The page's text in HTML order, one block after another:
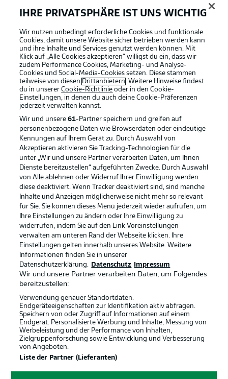
Football as it's meant to be
BUNDESLIGA APP
Offizielle Partner
Rechtliche Hinweise Voreinstellungen verwalten
Datenschutz Nutzungsbedingungen
Kontakt
Impressum Partner
IHRE PRIVATSPHÄRE IST UNS WICHTIG
Wir nutzen unbedingt erforderliche Cookies und funktionale
Cookies, damit unsere Website sicher betrieben werden kann
und ihre Inhalte und Services genutzt werden können. Mit
Klick auf „Alle Cookies akzeptieren“ willigst du ein, dass wir
zudem Performance Cookies, Marketing- und Analyse-
Cookies und Social-Media-Cookies setzen. Diese stammen
teilweise von diesen Drittanbietern. Weitere Hinweise findest
du in unsererCookie-Richtlinie oder in den Cookie-
Einstellungen, in denen du auch deine Cookie-Präferenzen
jederzeit verwalten kannst.
Wir und unsere61-Partner speichern und greifen auf
personenbezogene Daten wie Browserdaten oder eindeutige
Kennungen auf Ihrem Gerät zu. Durch Auswahl von
Akzeptieren aktivieren Sie Tracking-Technologien für die
unter „Wir und unsere Partner verarbeiten Daten, um Ihnen
Dienste bereitzustellen“ aufgeführten Zwecke. Durch Auswahl
von Alle ablehnen oder Widerruf Ihrer Einwilligung werden
diese deaktiviert. Wenn Tracker deaktiviert sind, sind manche
Inhalte und Anzeigen möglicherweise nicht mehr so relevant
für Sie. Sie können dieses Menü jederzeit wieder aufrufen, um
Ihre Einstellungen zu ändern oder Ihre Einwilligung zu
widerrufen, indem Sie auf den Link Voreinstellungen
verwalten am unteren Rand der Webseite klicken. Ihre
Einstellungen gelten innerhalb unseres Website. Weitere
Informationen finden Sie in unserer
Datenschutzerklärung.
Datenschutz Impressum
Wir und unsere Partner verarbeiten Daten, um Folgendes
bereitzustellen:
Verwendung genauer Standortdaten.
Endgeräteeigenschaften zur Identifikation aktiv abfragen.
Speichern von oder Zugriff auf Informationen auf einem
Endgerät. Personalisierte Werbung und Inhalte, Messung von
Werbeleistung und der Performance von Inhalten,
Zielgruppenforschung sowie Entwicklung und Verbesserung
von Angeboten.
Liste der Partner (Lieferanten)